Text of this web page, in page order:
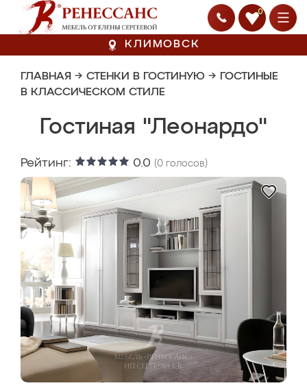
0
КЛИМОВСК
ГЛАВНАЯ → СТЕНКИ В ГОСТИНУЮ → ГОСТИНЫЕ
В КЛАССИЧЕСКОМ СТИЛЕ
Гостиная "Леонардо"
Рейтинг: 0.0 (0 голосов)